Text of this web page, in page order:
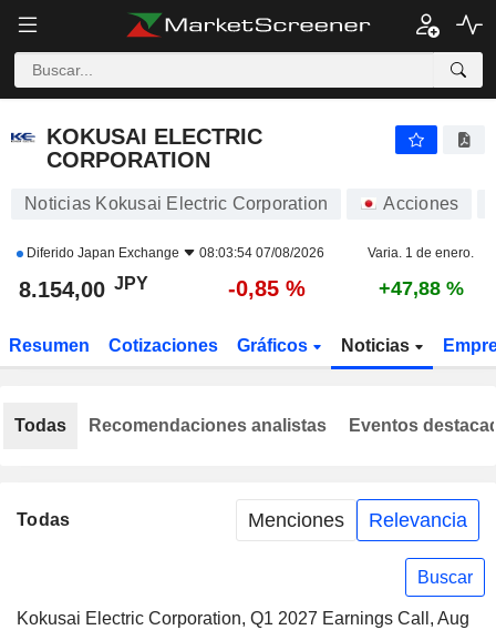
KOKUSAI ELECTRIC
CORPORATION
Noticias Kokusai Electric Corporation Acciones
Diferido Japan Exchange 08:03:54 07/08/2026 Varia. 1 de enero.
8.154,00 JPY -0,85 % +47,88 %
Resumen Cotizaciones Gráficos Noticias
Todas Menciones Relevancia
Buscar
Kokusai Electric Corporation, Q1 2027 Earnings Call, Aug
Todas Recomendaciones analistas Eventos